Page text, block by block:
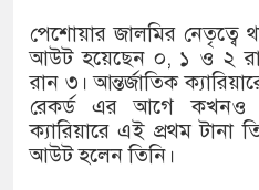
পেশোয়ার জালমির নেতৃত্বে
আউট হয়েছেন ০, ১ ও ২
রান ৩। আন্তর্জাতিক
রেকর্ড এর আগে কখনও
ক্যারিয়ারে এই প্রথম টানা
আউট হলেন তিনি।